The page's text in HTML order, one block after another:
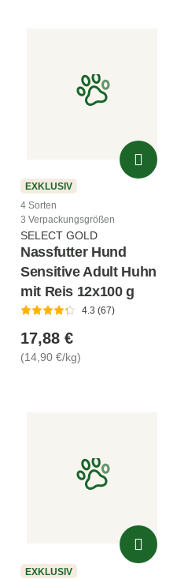
EXKLUSIV
4 Sorten
3 Verpackungsgrößen
SELECT GOLD
Nassfutter Hund
Sensitive Adult Huhn
mit Reis 12x100 g
4.3 (67)
17,88 €
(14,90 €/kg)
EXKLUSIV